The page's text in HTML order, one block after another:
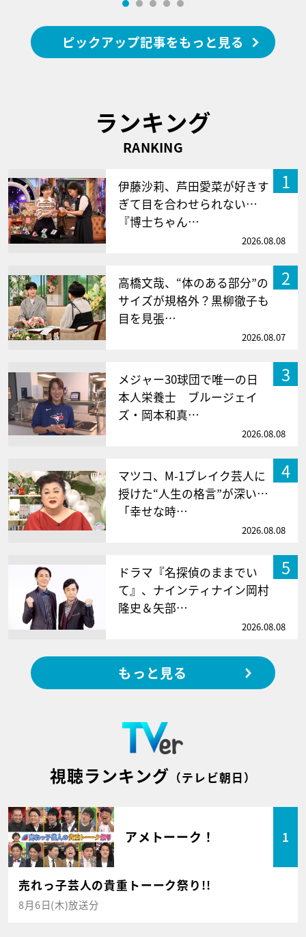
ピックアップ記事をもっと見る
ランキング
RANKING
1
伊藤沙莉、芦田愛菜が好きす
ぎて目を合わせられない…
『博士ちゃん…
2026.08.08
2
高橋文哉、“体のある部分”の
サイズが規格外？黒柳徹子も
目を見張…
2026.08.07
3
メジャー30球団で唯一の日
本人栄養士 ブルージェイ
ズ・岡本和真…
2026.08.08
4
マツコ、M-1ブレイク芸人に
授けた“人生の格言”が深い…
「幸せな時…
2026.08.08
5
ドラマ『名探偵のままでい
て』、ナインティナイン岡村
隆史＆矢部…
2026.08.08
もっと見る
視聴ランキング （テレビ朝日）
アメトーーク！ 1
売れっ子芸人の貴重トーーク祭り!!
8月6日(木)放送分